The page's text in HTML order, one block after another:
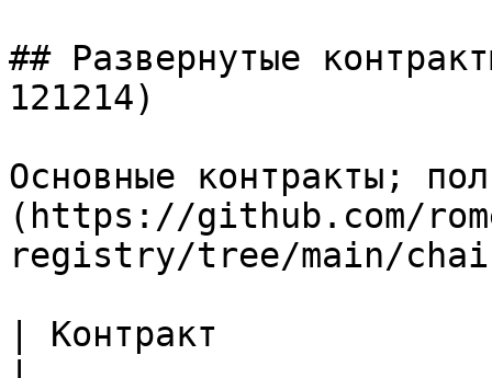
## Развернутые
121214)
Основные контракты;
(https://github.com/
registry/tree/main/
| Контракт